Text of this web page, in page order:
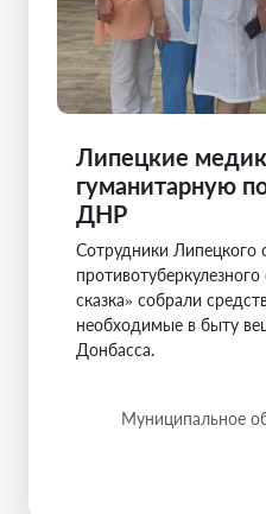
Липецкие
гуманитарную
ДНР
Сотрудники Липецкого
сказка» собрали
необходимые в быту
Донбасса.
Муниципальное